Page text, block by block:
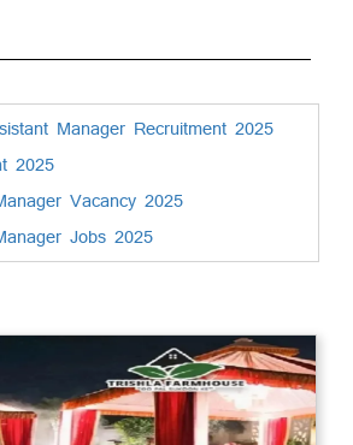
Manager Recruitment 2025
2025
Vacancy 2025
Jobs 2025